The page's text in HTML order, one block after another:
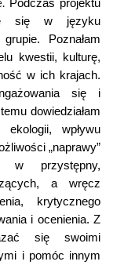
się w języku
Poznałam
kwestii, kulturę,
w ich krajach.
się i
dowiedziałam
wpływu
„naprawy”
w przystępny,
a wręcz
krytycznego
i ocenienia. Z
się swoimi
i pomóc innym